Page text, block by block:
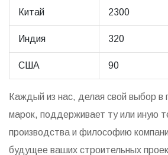
Китай 2300
Индия 320
США 90
Каждый из нас, делая свой выбор в
марок, поддерживает ту или иную
производства и философию
будущее ваших строительных